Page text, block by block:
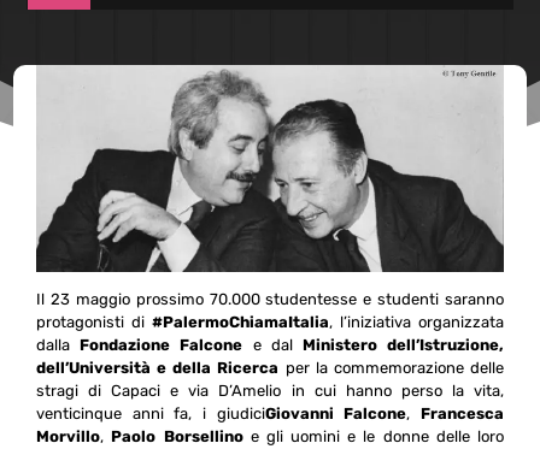
Il 23 maggio prossimo 70.000 studentesse e studenti saranno
protagonisti di #PalermoChiamaItalia, l’iniziativa organizzata
dallaFondazione Falcone e dal Ministero dell’Istruzione,
dell’Università e della Ricerca per la commemorazione delle
stragi di Capaci e via D’Amelio in cui hanno perso la vita,
venticinque anni fa, i giudiciGiovanni Falcone, Francesca
Morvillo,Paolo Borsellinoe gli uomini e le donne delle loro